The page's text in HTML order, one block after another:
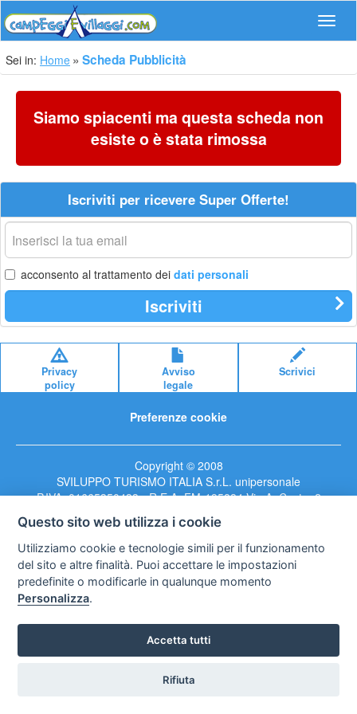
Sei in: Home Scheda Pubblicità
Siamo spiacenti ma questa scheda non
esiste o è stata rimossa
Iscriviti per ricevere Super Offerte!
La
tua
email
acconsento al trattamento dei dati personali
Iscriviti
Privacy
policy
Avviso
legale
Scrivici
Preferenze cookie
Copyright © 2008
SVILUPPO TURISMO ITALIA S.r.L. unipersonale
P.IVA: 01665350433 - R.E.A. FM-195884 Via A. Costa, 2
63822 Porto San Giorgio (FM)
Questo sito web utilizza i cookie
Utilizziamo cookie e tecnologie simili per il funzionamento
del sito e altre finalità. Puoi accettare le impostazioni
predefinite o modificarle in qualunque momento
Personalizza.
Accetta tutti
Rifiuta